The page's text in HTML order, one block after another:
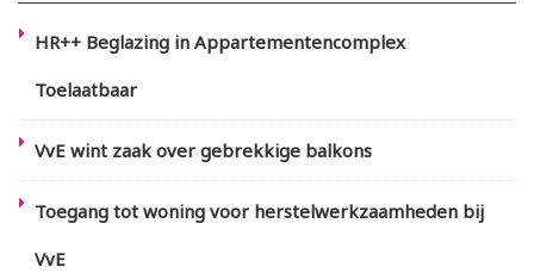
HR++ Beglazing in Appartementencomplex
Toelaatbaar
VvE wint zaak over gebrekkige balkons
Toegang tot woning voor herstelwerkzaamheden bij
VvE